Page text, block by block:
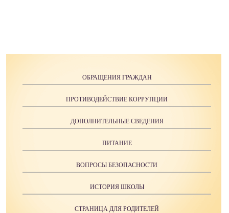
ОБРАЩЕНИЯ ГРАЖДАН
ПРОТИВОДЕЙСТВИЕ КОРРУПЦИИ
ДОПОЛНИТЕЛЬНЫЕ СВЕДЕНИЯ
ПИТАНИЕ
ВОПРОСЫ БЕЗОПАСНОСТИ
ИСТОРИЯ ШКОЛЫ
СТРАНИЦА ДЛЯ РОДИТЕЛЕЙ